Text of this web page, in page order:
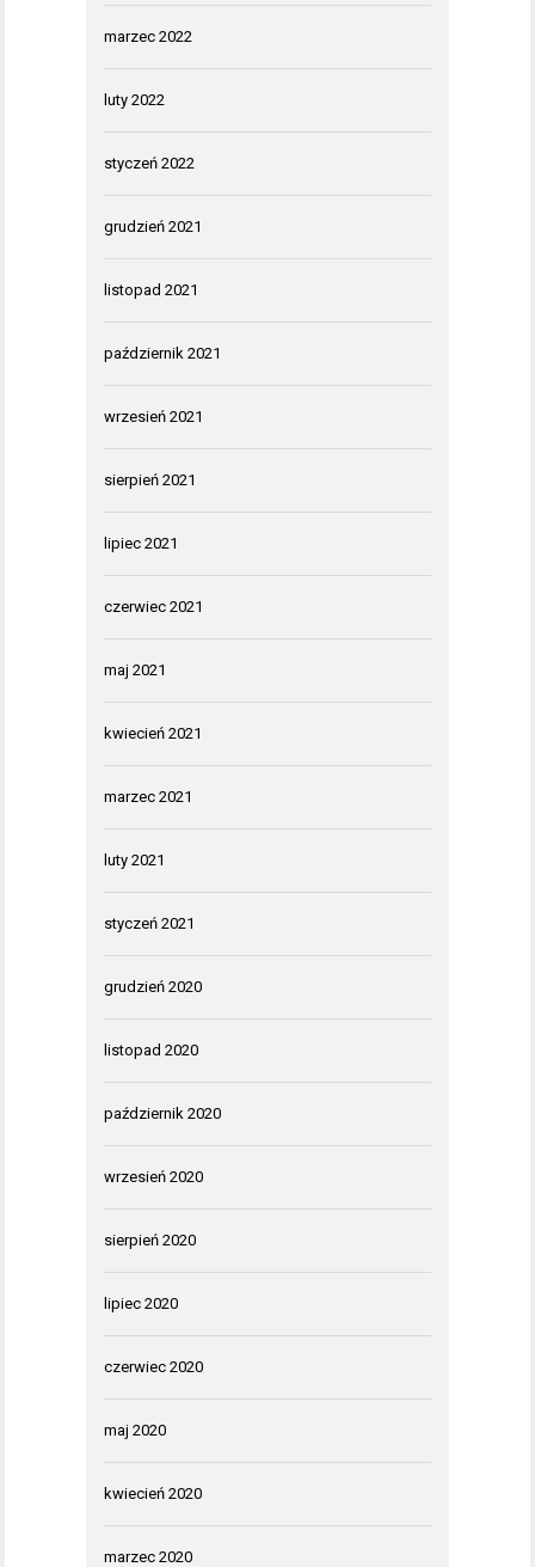
marzec 2022
luty 2022
styczeń 2022
grudzień 2021
listopad 2021
październik 2021
wrzesień 2021
sierpień 2021
lipiec 2021
czerwiec 2021
maj 2021
kwiecień 2021
marzec 2021
luty 2021
styczeń 2021
grudzień 2020
listopad 2020
październik 2020
wrzesień 2020
sierpień 2020
lipiec 2020
czerwiec 2020
maj 2020
kwiecień 2020
marzec 2020